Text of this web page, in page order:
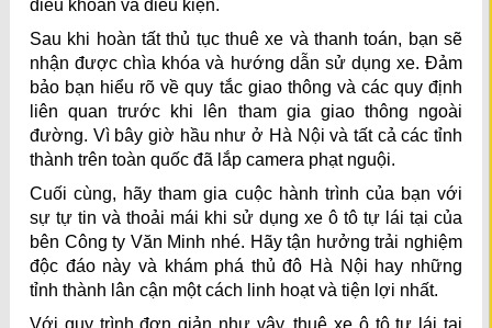
điều khoản và điều kiện.
Sau khi hoàn tất thủ tục thuê xe và thanh toán, bạn sẽ
nhận được chìa khóa và hướng dẫn sử dụng xe. Đảm
bảo bạn hiểu rõ về quy tắc giao thông và các quy định
liên quan trước khi lên tham gia giao thông ngoài
đường. Vì bây giờ hầu như ở Hà Nội và tất cả các tỉnh
thành trên toàn quốc đã lắp camera phạt nguội.
Cuối cùng, hãy tham gia cuộc hành trình của bạn với
sự tự tin và thoải mái khi sử dụng xe ô tô tự lái tại của
bên Công ty Văn Minh nhé. Hãy tận hưởng trải nghiệm
độc đáo này và khám phá thủ đô Hà Nội hay những
tỉnh thành lân cận một cách linh hoạt và tiện lợi nhất.
Với quy trình đơn giản như vậy, thuê xe ô tô tự lái tại